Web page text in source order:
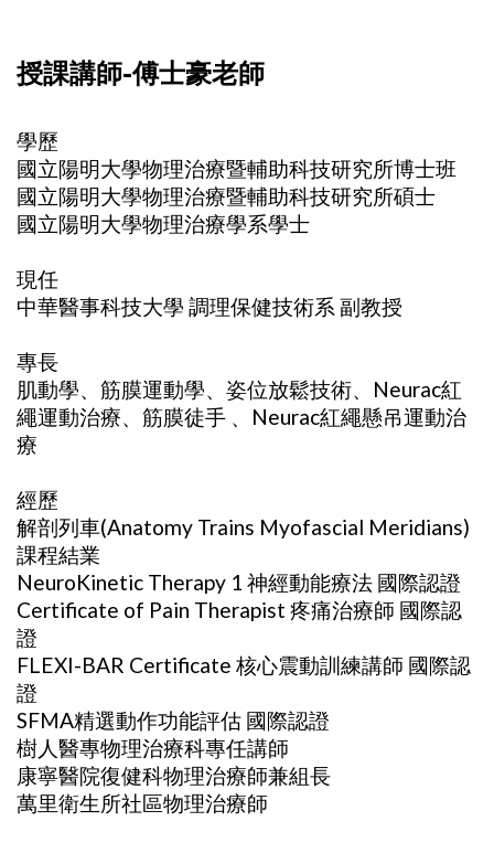
授課講師-傅士豪老師
學歷
國立陽明大學物理治療暨輔助科技研究所博士班
國立陽明大學物理治療暨輔助科技研究所碩士
國立陽明大學物理治療學系學士
現任
中華醫事科技大學 調理保健技術系 副教授
專長
肌動學、筋膜運動學、姿位放鬆技術、Neurac紅
繩運動治療、筋膜徒手 、Neurac紅繩懸吊運動治
療
經歷
解剖列車(Anatomy Trains Myofascial Meridians)
課程結業
NeuroKinetic Therapy 1 神經動能療法 國際認證
Certificate of Pain Therapist 疼痛治療師 國際認
證
FLEXI-BAR Certificate 核心震動訓練講師 國際認
證
SFMA精選動作功能評估 國際認證
樹人醫專物理治療科專任講師
康寧醫院復健科物理治療師兼組長
萬里衛生所社區物理治療師